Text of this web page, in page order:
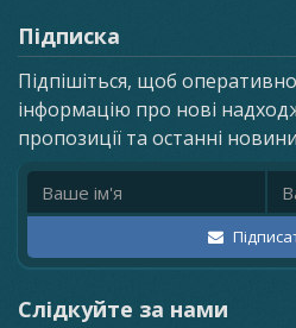
Підписка
Підпішіться, щоб
інформацію про нові
пропозиції та останні
Ім'я
Слідкуйте за нами